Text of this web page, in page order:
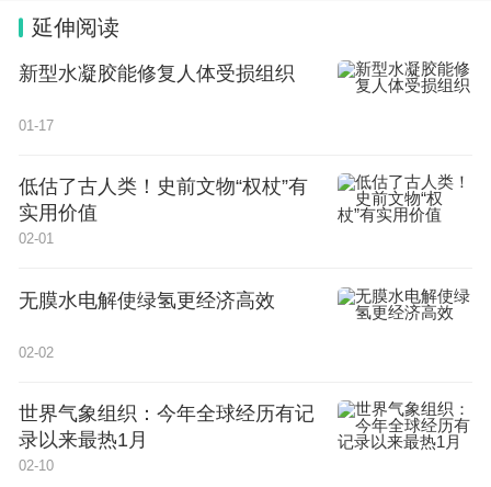
延伸阅读
新型水凝胶能修复人体受损组织
01-17
低估了古人类！史前文物“权杖”有
实用价值
02-01
无膜水电解使绿氢更经济高效
02-02
世界气象组织：今年全球经历有记
录以来最热1月
02-10